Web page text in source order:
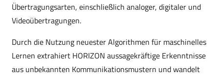
Übertragungsarten, einschließlich analoger, digitaler und
Videoübertragungen.
Durch die Nutzung neuester Algorithmen für maschinelles
Lernen extrahiert HORIZON aussagekräftige Erkenntnisse
aus unbekannten Kommunikationsmustern und wandelt